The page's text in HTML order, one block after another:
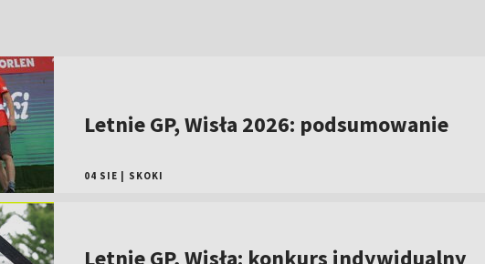
Letnie GP, Wisła 2026: podsumowanie
04 SIE SKOKI
Letnie GP, Wisła: konkurs indywidualny